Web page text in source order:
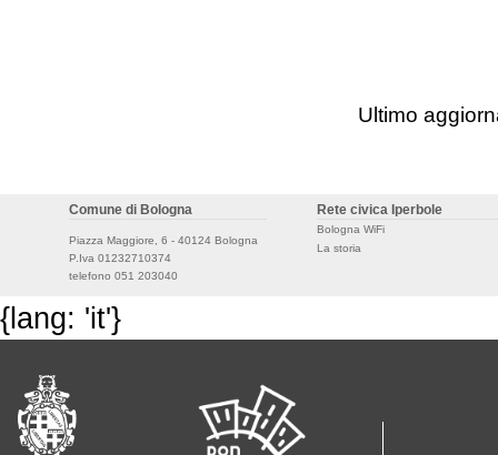
Ultimo
Comune di Bologna
Piazza Maggiore, 6 - 40124 Bologna
P.Iva 01232710374
telefono 051 203040
Rete civica Iperbole
Bologna WiFi
La storia
{lang: 'it'}